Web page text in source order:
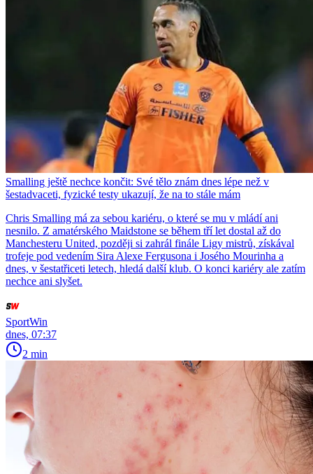
Smalling ještě nechce končit: Své tělo znám dnes lépe než v
šestadvaceti, fyzické testy ukazují, že na to stále mám
Chris Smalling má za sebou kariéru, o které se mu v mládí ani
nesnilo. Z amatérského Maidstone se během tří let dostal až do
Manchesteru United, později si zahrál finále Ligy mistrů, získával
trofeje pod vedením Sira Alexe Fergusona i Josého Mourinha a
dnes, v šestatřiceti letech, hledá další klub. O konci kariéry ale zatím
nechce ani slyšet.
SportWin
dnes, 07:37
2 min